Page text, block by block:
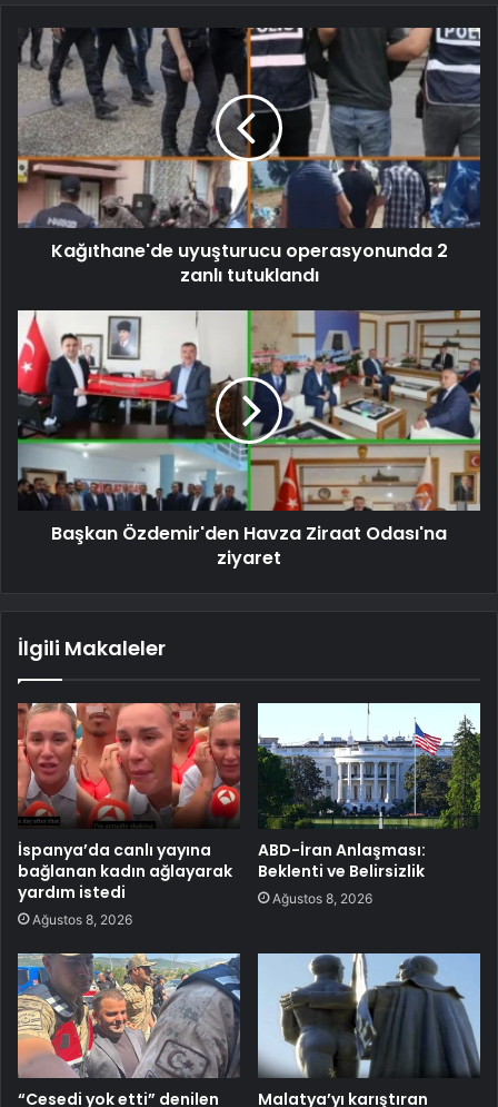
Kağıthane'de uyuşturucu operasyonunda 2
zanlı tutuklandı
Başkan Özdemir'den Havza Ziraat Odası'na
ziyaret
İlgili Makaleler
İspanya’da canlı yayına
bağlanan kadın ağlayarak
yardım istedi
Ağustos 8, 2026
ABD-İran Anlaşması:
Beklenti ve Belirsizlik
Ağustos 8, 2026
“Cesedi yok etti” denilen Malatya’yı karıştıran